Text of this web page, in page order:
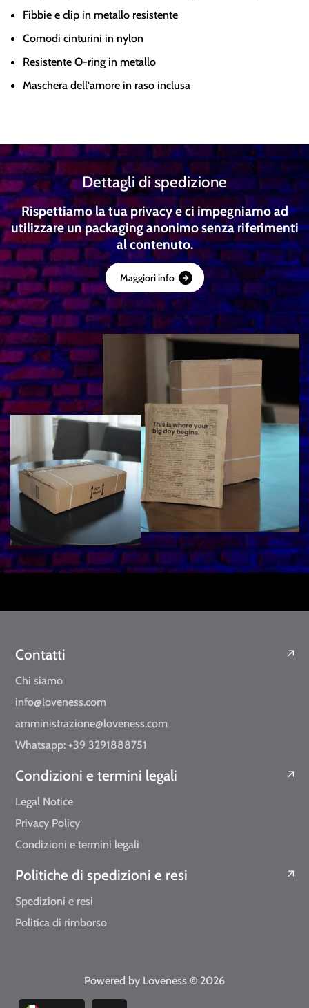
Fibbie e clip in metallo resistente
Comodi cinturini in nylon
Resistente O-ring in metallo
Maschera dell'amore in raso inclusa
Dettagli di spedizione
Rispettiamo la tua privacy e ci impegniamo ad
utilizzare un packaging anonimo senza riferimenti
al contenuto.
Maggioriinfo
Contatti
Chi siamo
info@loveness.com
amministrazione@loveness.com
Whatsapp: +39 3291888751
Condizioni e termini legali
Legal Notice
Privacy Policy
Condizioni e termini legali
Politiche di spedizioni e resi
Spedizioni e resi
Politica di rimborso
Powered by Loveness © 2026